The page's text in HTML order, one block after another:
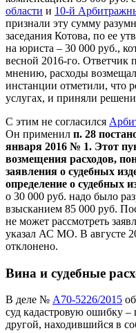
области и 10-й
признали эту сумму
заседания Котова, по ее
на юриста – 30 000 руб.,
весной 2016-го. Ответчик
мнению, расходы
инстанции отметили, что
услугах, и приняли
С этим не согласился
Он применил п. 28
января 2016 № 1. Этот
возмещения расходов,
заявления о судебных
определение о судебных
о 30 000 руб. надо было
взысканием 85 000 руб.
не может рассмотреть
указал АС МО. В августе
отклонено.
Вина и судебные
В деле № А70-5226/2015
суд кадастровую ошибку –
другой, находившийся в